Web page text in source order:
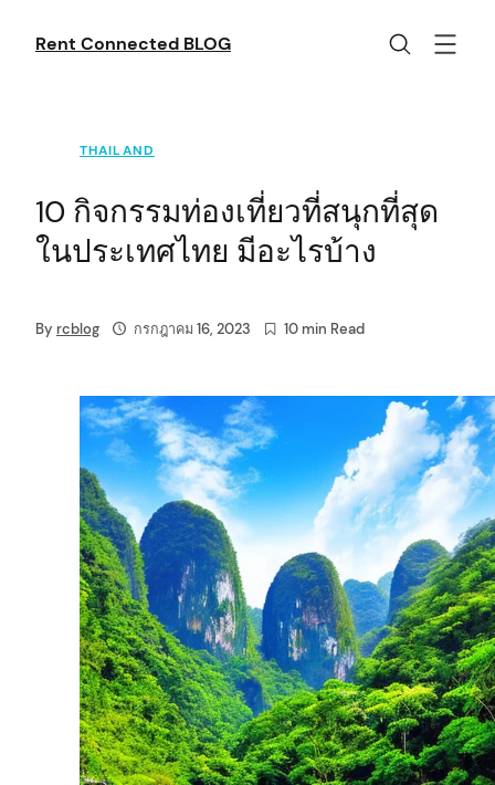
Rent Connected BLOG
THAILAND
10 กิจกรรมท่องเที่ยวที่สนุกที่สุด
ในประเทศไทย มีอะไรบ้าง
By rcblog กรกฎาคม 16, 2023 10 min Read